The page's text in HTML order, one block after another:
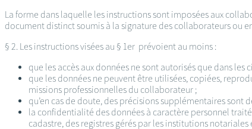
La forme dans laquelle les instructions sont imposées aux
document distinct soumis à la signature des collaborateurs ou
§ 2. Les instructions visées au § 1er prévoient au moins :
que les accès aux données ne sont autorisés que dans
que les données ne peuvent être utilisées, copiées,
missions professionnelles du collaborateur ;
qu’en cas de doute, des précisions supplémentaires sont
la confidentialité des données à caractère personnel
cadastre, des registres gérés par les institutions